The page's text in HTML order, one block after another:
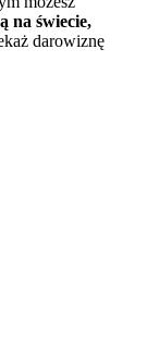
na świecie,
darowiznę